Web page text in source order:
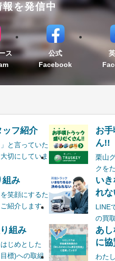
を発信中
ス
公式
Facebook
ッフ紹介
と言っていた
切にしていま
お
ん!!
栗山
クを
組み
笑顔にするた
紹介します。
い
れ
LINE
の買
組み
じめとした
標)への取組
あ
に
わた